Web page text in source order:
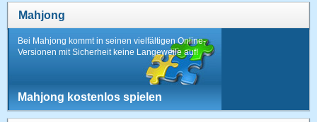
Mahjong
Bei Mahjong kommt in seinen vielfältigen Online-
Versionen mit Sicherheit keine Langeweile auf!
Mahjong kostenlos spielen